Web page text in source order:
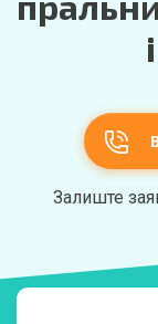
Залиште